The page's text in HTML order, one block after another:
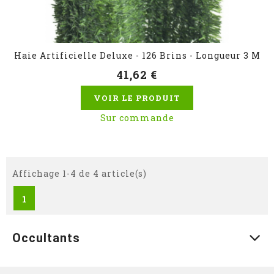
Haie Artificielle Deluxe - 126 Brins - Longueur 3 M
41,62 €
VOIR LE PRODUIT
Sur commande
Affichage 1-4 de 4 article(s)
1
Occultants